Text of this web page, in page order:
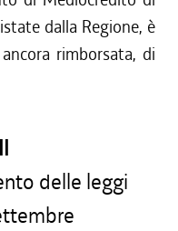
dalla Regione, è
rimborsata, di
delle leggi